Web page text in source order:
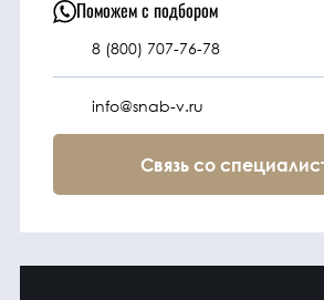
Поможем с подбором
8 (800) 707-76-78
info@snab-v.ru
Связь со